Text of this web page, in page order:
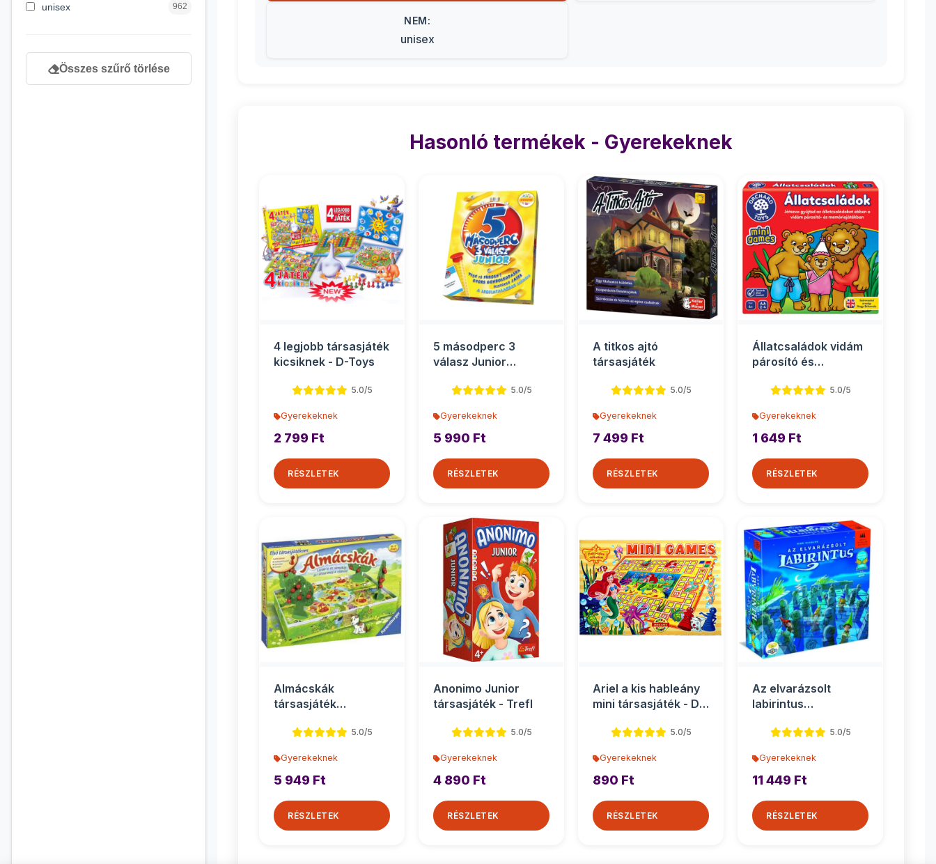
7 éves kortól 53
unisex 962
Összes szűrő törlése
NEM:
unisex
Hasonló termékek - Gyerekeknek
4 legjobb társasjáték
kicsiknek - D-Toys
5.0/5
Gyerekeknek
2 799 Ft
RÉSZLETEK
5 másodperc 3
válasz Junior
5.0/5
Gyerekeknek
5 990 Ft
RÉSZLETEK
A titkos ajtó
társasjáték
5.0/5
Gyerekeknek
7 499 Ft
RÉSZLETEK
Állatcsaládok vidám
párosító és
5.0/5
Gyerekeknek
1 649 Ft
RÉSZLETEK
Almácskák
társasjáték
Ravensburger 5.0/5
Gyerekeknek
5 949 Ft
RÉSZLETEK
Anonimo Junior
társasjáték - Trefl
5.0/5
Gyerekeknek
4 890 Ft
RÉSZLETEK
Ariel a kis hableány
mini társasjáték - D-
5.0/5
Gyerekeknek
890 Ft
RÉSZLETEK
Az elvarázsolt
labirintus
5.0/5
Gyerekeknek
11 449 Ft
RÉSZLETEK